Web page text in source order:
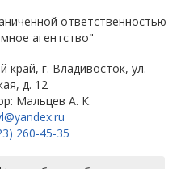
ответственностью
агентство"
край, г. Владивосток, ул.
д. 12
Мальцев А. К.
260-45-35
ДВ